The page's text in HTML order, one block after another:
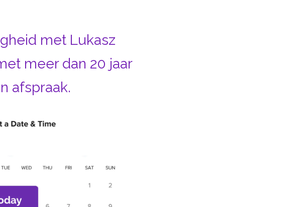
met Lukasz
meer dan 20 jaar
afspraak.